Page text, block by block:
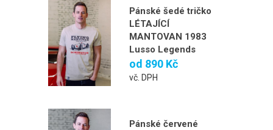
Pánské šedé tričko
LÉTAJÍCÍ
MANTOVAN 1983
Lusso Legends
od 890 Kč
vč. DPH
Pánské červené